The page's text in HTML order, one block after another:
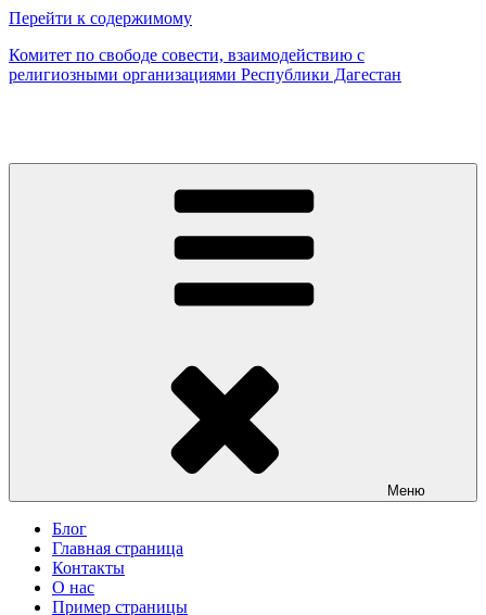
Перейти к содержимому
Комитет по свободе совести, взаимодействию с
религиозными организациями Республики Дагестан
Меню
Блог
Главная страница
Контакты
О нас
Пример страницы